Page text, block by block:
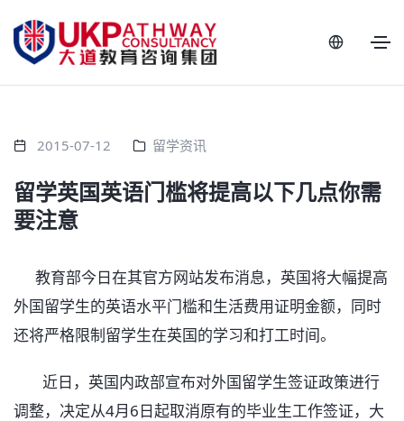
2015-07-12 留学资讯
留学英国英语门槛将提高以下几点你需
要注意
教育部今日在其官方网站发布消息，英国将大幅提高
外国留学生的英语水平门槛和生活费用证明金额，同时
还将严格限制留学生在英国的学习和打工时间。
近日，英国内政部宣布对外国留学生签证政策进行
调整，决定从4月6日起取消原有的毕业生工作签证，大